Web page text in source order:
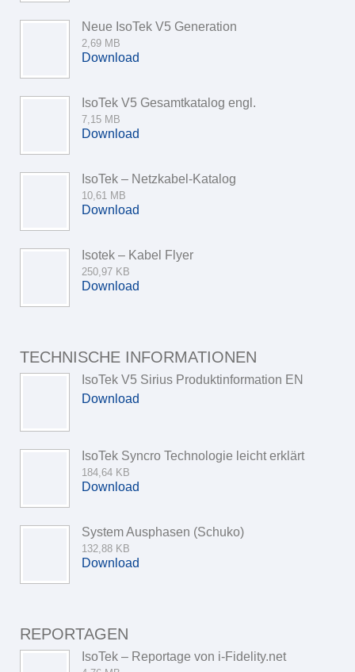
Neue IsoTek V5 Generation
2,69 MB
Download
IsoTek V5 Gesamtkatalog engl.
7,15 MB
Download
IsoTek – Netzkabel-Katalog
10,61 MB
Download
Isotek – Kabel Flyer
250,97 KB
Download
TECHNISCHE INFORMATIONEN
IsoTek V5 Sirius Produktinformation EN
Download
IsoTek Syncro Technologie leicht erklärt
184,64 KB
Download
System Ausphasen (Schuko)
132,88 KB
Download
REPORTAGEN
IsoTek – Reportage von i-Fidelity.net